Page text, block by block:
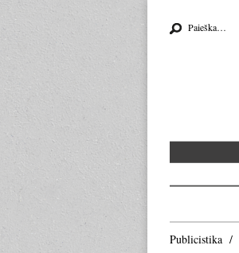
Search for:
Publicistika